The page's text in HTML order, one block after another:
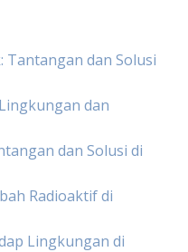
dan Solusi
dan
dan Solusi di
Radioaktif di
Lingkungan di